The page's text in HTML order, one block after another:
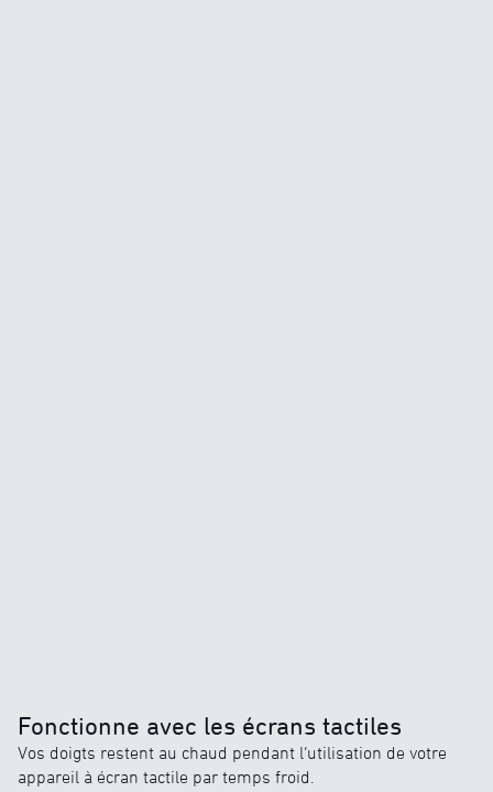
Fonctionne avec les écrans tactiles
Vos doigts restent au chaud pendant l’utilisation de votre
appareil à écran tactile par temps froid.